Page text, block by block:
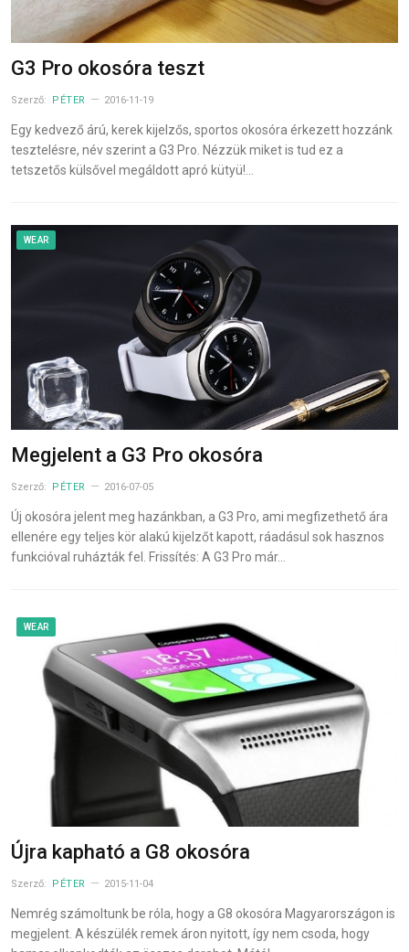
G3 Pro okosóra teszt
Szerző: PÉTER 2016-11-19
Egy kedvező árú, kerek kijelzős, sportos okosóra érkezett hozzánk
tesztelésre, név szerint a G3 Pro. Nézzük miket is tud ez a
tetszetős külsővel megáldott apró kütyü!…
WEAR
Megjelent a G3 Pro okosóra
Szerző: PÉTER 2016-07-05
Új okosóra jelent meg hazánkban, a G3 Pro, ami megfizethető ára
ellenére egy teljes kör alakú kijelzőt kapott, ráadásul sok hasznos
funkcióval ruházták fel. Frissítés: A G3 Pro már…
WEAR
Újra kapható a G8 okosóra
Szerző: PÉTER 2015-11-04
Nemrég számoltunk be róla, hogy a G8 okosóra Magyarországon is
megjelent. A készülék remek áron nyitott, így nem csoda, hogy